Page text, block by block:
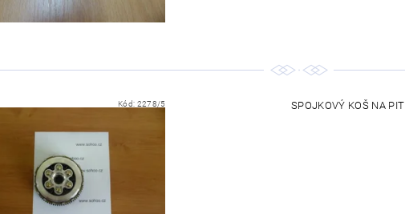
Kód: 2278/5 SPOJKOVÝ KOŠ NA